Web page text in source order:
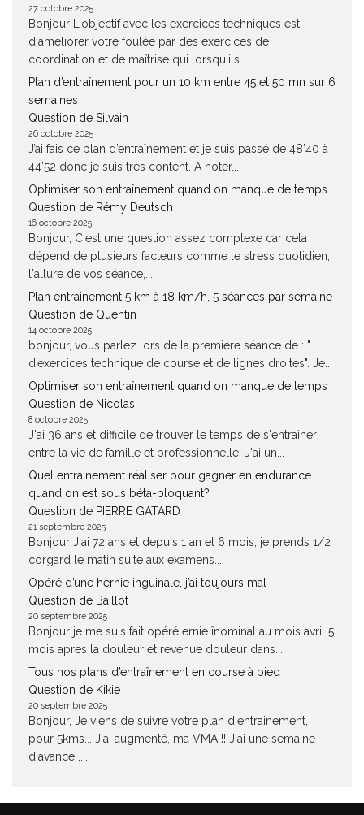
27 octobre 2025
Bonjour L'objectif avec les exercices techniques est
d'améliorer votre foulée par des exercices de
coordination et de maîtrise qui lorsqu'ils...
Plan d’entraînement pour un 10 km entre 45 et 50 mn sur 6
semaines
Question de Silvain
26 octobre 2025
J’ai fais ce plan d’entraînement et je suis passé de 48’40 à
44’52 donc je suis très content. A noter...
Optimiser son entraînement quand on manque de temps
Question de Rémy Deutsch
16 octobre 2025
Bonjour, C'est une question assez complexe car cela
dépend de plusieurs facteurs comme le stress quotidien,
l'allure de vos séance,...
Plan entrainement 5 km à 18 km/h, 5 séances par semaine
Question de Quentin
14 octobre 2025
bonjour, vous parlez lors de la premiere séance de : "
d’exercices technique de course et de lignes droites". Je...
Optimiser son entraînement quand on manque de temps
Question de Nicolas
8 octobre 2025
J'ai 36 ans et difficile de trouver le temps de s'entrainer
entre la vie de famille et professionnelle. J'ai un...
Quel entrainement réaliser pour gagner en endurance
quand on est sous béta-bloquant?
Question de PIERRE GATARD
21 septembre 2025
Bonjour J'ai 72 ans et depuis 1 an et 6 mois, je prends 1/2
corgard le matin suite aux examens...
Opéré d’une hernie inguinale, j’ai toujours mal !
Question de Baillot
20 septembre 2025
Bonjour je me suis fait opéré ernie înominal au mois avril 5
mois apres la douleur et revenue douleur dans...
Tous nos plans d’entraînement en course à pied
Question de Kikie
20 septembre 2025
Bonjour, Je viens de suivre votre plan d!entrainement,
pour 5kms... J'ai augmenté, ma VMA !! J'ai une semaine
d'avance ,...